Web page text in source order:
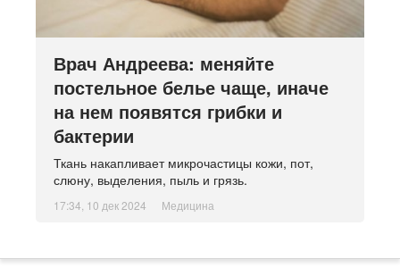
Врач Андреева: меняйте
постельное белье чаще, иначе
на нем появятся грибки и
бактерии
Ткань накапливает микрочастицы кожи, пот,
слюну, выделения, пыль и грязь.
17:34, 10 дек 2024 Медицина